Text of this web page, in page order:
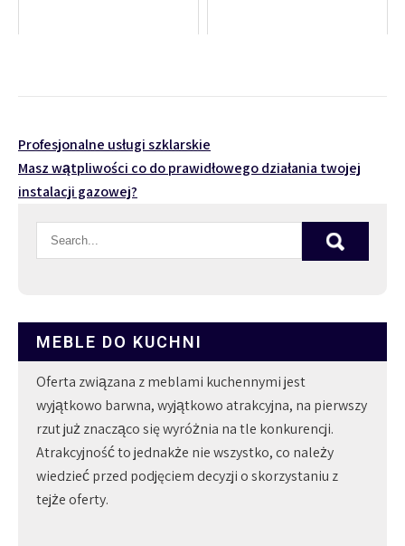
Nawigacja
wpisu
Profesjonalne usługi szklarskie
Masz wątpliwości co do prawidłowego działania twojej
instalacji gazowej?
MEBLE DO KUCHNI
Oferta związana z meblami kuchennymi jest
wyjątkowo barwna, wyjątkowo atrakcyjna, na pierwszy
rzut już znacząco się wyróżnia na tle konkurencji.
Atrakcyjność to jednakże nie wszystko, co należy
wiedzieć przed podjęciem decyzji o skorzystaniu z
tejże oferty.